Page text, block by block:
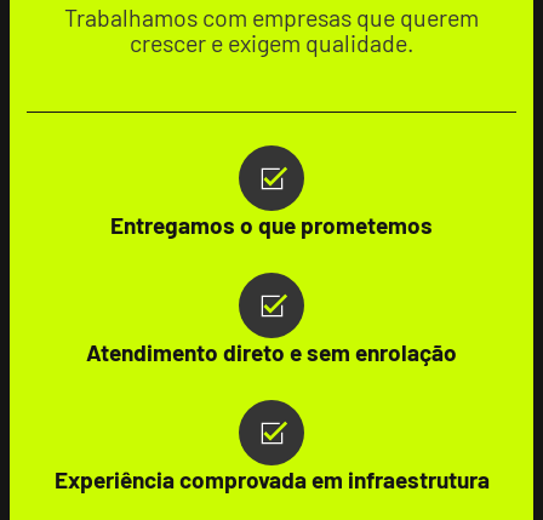
Trabalhamos com empresas que querem
crescer e exigem qualidade.
Entregamos o que prometemos
Atendimento direto e sem enrolação
Experiência comprovada em infraestrutura